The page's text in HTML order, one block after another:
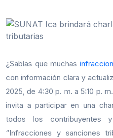
¿Sabías que muchas
con información clara y
2025, de 4:30 p. m. a 5:10 p.
invita a participar en una
todos los contribuyentes y
“Infracciones y sanciones